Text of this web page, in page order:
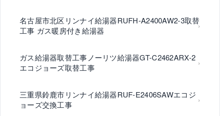
名古屋市北区リンナイ給湯器RUFH-A2400AW2-3取替
工事 ガス暖房付き給湯器
ガス給湯器取替工事ノーリツ給湯器GT-C2462ARX-2
エコジョーズ取替工事
三重県鈴鹿市リンナイ給湯器RUF-E2406SAWエコジ
ョーズ交換工事